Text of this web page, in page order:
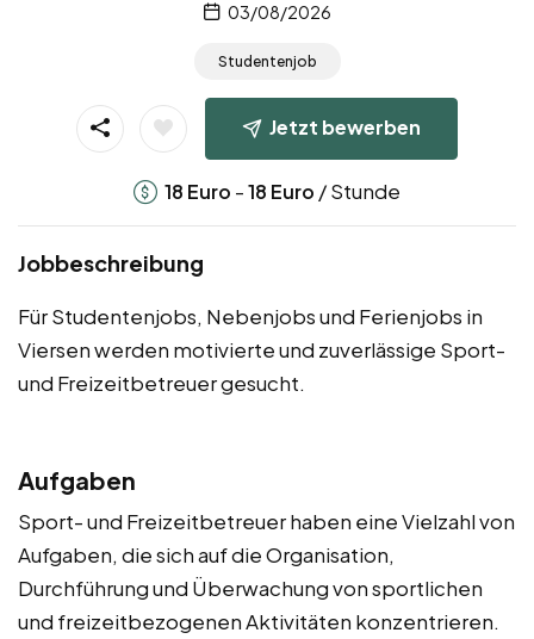
03/08/2026
Studentenjob
Jetzt bewerben
18 Euro -18 Euro / Stunde
Jobbeschreibung
Für Studentenjobs, Nebenjobs und Ferienjobs in
Viersen werden motivierte und zuverlässige Sport-
und Freizeitbetreuer gesucht.
Aufgaben
Sport- und Freizeitbetreuer haben eine Vielzahl von
Aufgaben, die sich auf die Organisation,
Durchführung und Überwachung von sportlichen
und freizeitbezogenen Aktivitäten konzentrieren.